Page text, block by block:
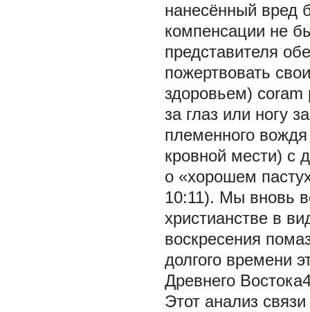
нанесённый вред
компенсации не
представителя
пожертвовать
здоровьем) coram
за глаз или ногу
племенного
кровной мести) с
о «хорошем
10:11). Мы вновь
христианстве в
воскресения
долгого времени
Древнего
Этот анализ